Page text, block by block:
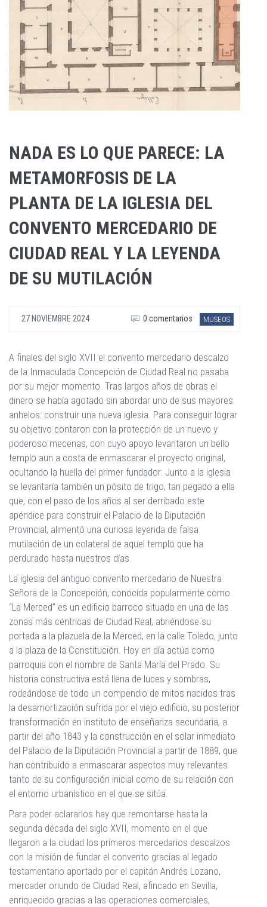
NADA ES LO QUE PARECE: LA
METAMORFOSIS DE LA
PLANTA DE LA IGLESIA DEL
CONVENTO MERCEDARIO DE
CIUDAD REAL Y LA LEYENDA
DE SU MUTILACIÓN
27 NOVIEMBRE 2024 MUSEOS
0 comentarios
A finales del siglo XVII el convento mercedario descalzo
de la Inmaculada Concepción de Ciudad Real no pasaba
por su mejor momento. Tras largos años de obras el
dinero se había agotado sin abordar uno de sus mayores
anhelos: construir una nueva iglesia. Para conseguir lograr
su objetivo contaron con la protección de un nuevo y
poderoso mecenas, con cuyo apoyo levantaron un bello
templo aun a costa de enmascarar el proyecto original,
ocultando la huella del primer fundador. Junto a la iglesia
se levantaría también un pósito de trigo, tan pegado a ella
que, con el paso de los años al ser derribado este
apéndice para construir el Palacio de la Diputación
Provincial, alimentó una curiosa leyenda de falsa
mutilación de un colateral de aquel templo que ha
perdurado hasta nuestros días.
La iglesia del antiguo convento mercedario de Nuestra
Señora de la Concepción, conocida popularmente como
“La Merced” es un edificio barroco situado en una de las
zonas más céntricas de Ciudad Real, abriéndose su
portada a la plazuela de la Merced, en la calle Toledo, junto
a la plaza de la Constitución. Hoy en día actúa como
parroquia con el nombre de Santa María del Prado. Su
historia constructiva está llena de luces y sombras,
rodeándose de todo un compendio de mitos nacidos tras
la desamortización sufrida por el viejo edificio, su posterior
transformación en instituto de enseñanza secundaria, a
partir del año 1843 y la construcción en el solar inmediato
del Palacio de la Diputación Provincial a partir de 1889, que
han contribuido a enmascarar aspectos muy relevantes
tanto de su configuración inicial como de su relación con
el entorno urbanístico en el que se sitúa.
Para poder aclararlos hay que remontarse hasta la
segunda década del siglo XVII, momento en el que
llegaron a la ciudad los primeros mercedarios descalzos
con la misión de fundar el convento gracias al legado
testamentario aportado por el capitán Andrés Lozano,
mercader oriundo de Ciudad Real, afincado en Sevilla,
enriquecido gracias a las operaciones comerciales,